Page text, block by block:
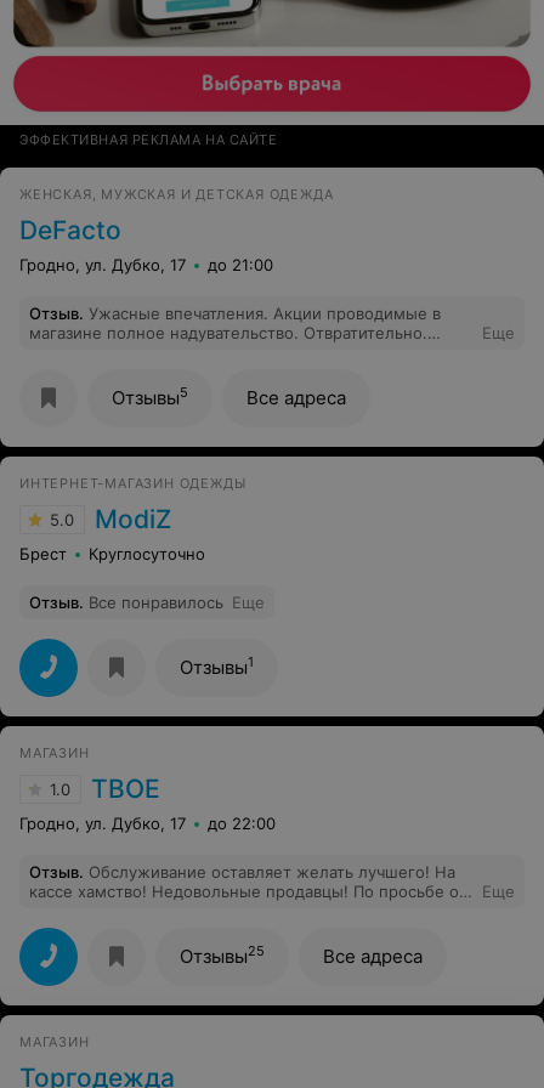
ЭФФЕКТИВНАЯ РЕКЛАМА НА САЙТЕ
ЖЕНСКАЯ, МУЖСКАЯ И ДЕТСКАЯ ОДЕЖДА
DeFacto
Гродно, ул. Дубко, 17 до 21:00
Отзыв. Ужасные впечатления. Акции проводимые в
магазине полное надувательство. Отвратительно.
Еще
Отзывы5 Все адреса
ИНТЕРНЕТ-МАГАЗИН ОДЕЖДЫ
5.0 ModiZ
Брест Круглосуточно
Отзыв. Все понравилось Еще
Отзывы1
МАГАЗИН
1.0 ТВОЕ
Гродно, ул. Дубко, 17 до 22:00
Отзыв. Обслуживание оставляет желать лучшего! На
кассе хамство! Недовольные продавцы! По просьбе о
желания помогли. Чек не дали, книгу жалоб тоже не
дали! Довели до истерики!
Еще
Отзывы25 Все адреса
МАГАЗИН
Торгодежда